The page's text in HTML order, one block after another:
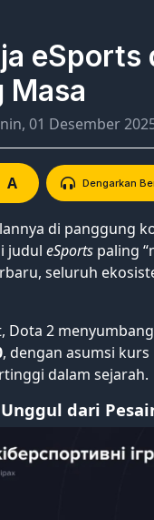
Masa
01 Desember
A Dengarkan
di panggung
judul eSports paling
seluruh
Dota 2
, dengan asumsi kurs
dalam sejarah.
dari